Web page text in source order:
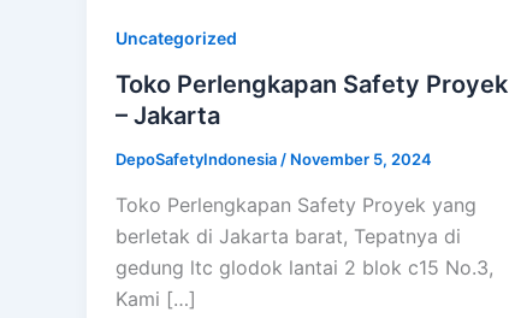
Uncategorized
Toko Perlengkapan Safety Proyek
– Jakarta
DepoSafetyIndonesia/ November 5, 2024
Toko Perlengkapan Safety Proyek yang
berletak di Jakarta barat, Tepatnya di
gedung ltc glodok lantai 2 blok c15 No.3,
Kami […]